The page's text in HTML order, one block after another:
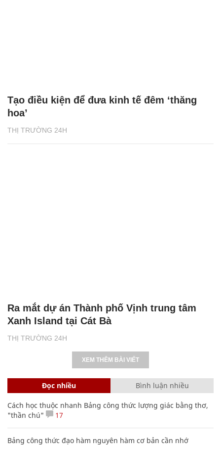
THỊ TRƯỜNG 24H
Tạo điều kiện để đưa kinh tế đêm ‘thăng
hoa’
THỊ TRƯỜNG 24H
Ra mắt dự án Thành phố Vịnh trung tâm
Xanh Island tại Cát Bà
XEM THÊM BÀI VIẾT
Đọc nhiều Bình luận nhiều
Cách học thuộc nhanh Bảng công thức lượng giác bằng thơ,
"thần chú"
17
Bảng công thức đạo hàm nguyên hàm cơ bản cần nhớ